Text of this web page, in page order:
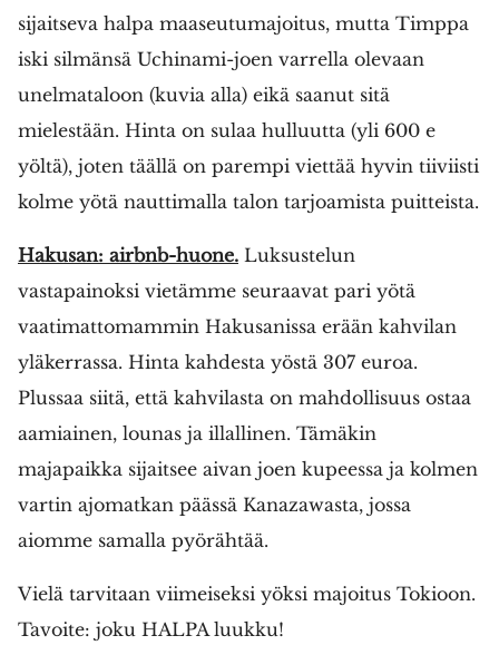
sijaitseva halpa maaseutumajoitus, mutta Timppa
iski silmänsä Uchinami-joen varrella olevaan
unelmataloon (kuvia alla) eikä saanut sitä
mielestään. Hinta on sulaa hulluutta (yli 600 e
yöltä), joten täällä on parempi viettää hyvin tiiviisti
kolme yötä nauttimalla talon tarjoamista puitteista.
Hakusan: airbnb-huone. Luksustelun
vastapainoksi vietämme seuraavat pari yötä
vaatimattomammin Hakusanissa erään kahvilan
yläkerrassa. Hinta kahdesta yöstä 307 euroa.
Plussaa siitä, että kahvilasta on mahdollisuus ostaa
aamiainen, lounas ja illallinen. Tämäkin
majapaikka sijaitsee aivan joen kupeessa ja kolmen
vartin ajomatkan päässä Kanazawasta, jossa
aiomme samalla pyörähtää.
Vielä tarvitaan viimeiseksi yöksi majoitus Tokioon.
Tavoite: joku HALPA luukku!